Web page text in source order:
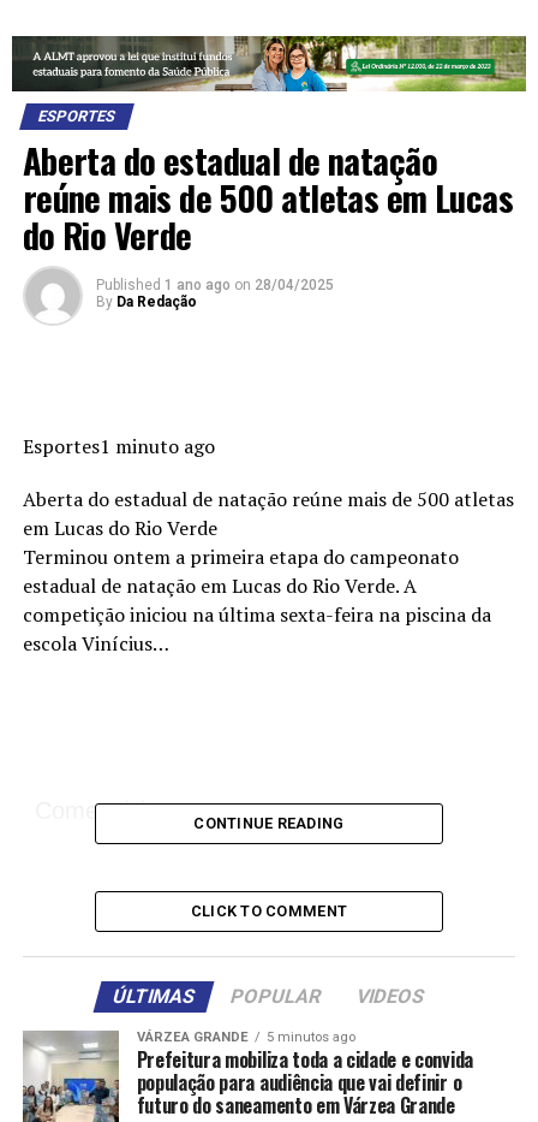
ESPORTES
Aberta do estadual de natação
reúne mais de 500 atletas em Lucas
do Rio Verde
Published 1 ano ago on 28/04/2025
By Da Redação
Esportes1 minuto ago
Aberta do estadual de natação reúne mais de 500 atletas
em Lucas do Rio Verde
Terminou ontem a primeira etapa do campeonato
estadual de natação em Lucas do Rio Verde. A
competição iniciou na última sexta-feira na piscina da
escola Vinícius…
Comentários
ESTADUAL LUCAS MAIS
VERDE
Corinthians oficializa a contratação de Dorival Júnior
DON'T MISS
Dudu e Arthur faturam etapa de futevôlei em Sorriso;
Natália Guitler e Vanessa vencem o feminino
CONTINUE READING
CLICK TO COMMENT
ÚLTIMAS POPULAR VIDEOS
VÁRZEA GRANDE 5 minutos ago
Prefeitura mobiliza toda a cidade e convida
população para audiência que vai definir o
futuro do saneamento em Várzea Grande